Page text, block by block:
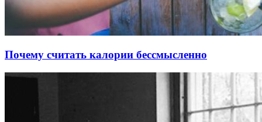
Почему считать калории бессмысленно